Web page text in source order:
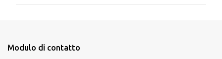
Modulo di contatto